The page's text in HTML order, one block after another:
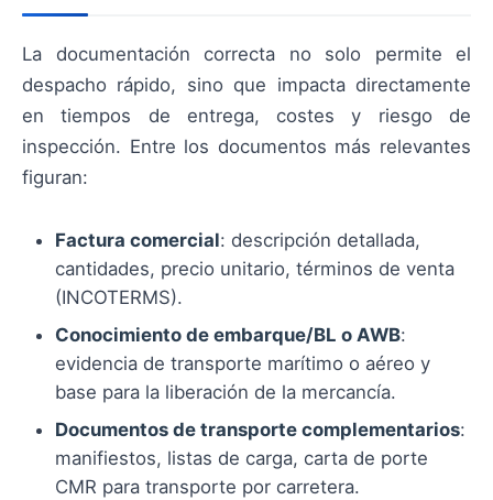
La documentación correcta no solo permite el
despacho rápido, sino que impacta directamente
en tiempos de entrega, costes y riesgo de
inspección. Entre los documentos más relevantes
figuran:
Factura comercial: descripción detallada,
cantidades, precio unitario, términos de venta
(INCOTERMS).
Conocimiento de embarque/BL o AWB:
evidencia de transporte marítimo o aéreo y
base para la liberación de la mercancía.
Documentos de transporte complementarios:
manifiestos, listas de carga, carta de porte
CMR para transporte por carretera.